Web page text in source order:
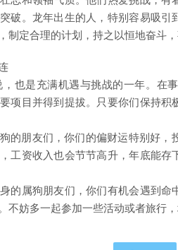
破。龙年出生的人，特别容易吸
制定合理的计划，持之以恒地奋斗
也是充满机遇与挑战的一年。在
项目并得到提拔。只要你们保持
的朋友们，你们的偏财运特别好
工资收入也会节节高升，年底能
的属狗朋友们，你们有机会遇到
不妨多一起参加一些活动或者旅行，